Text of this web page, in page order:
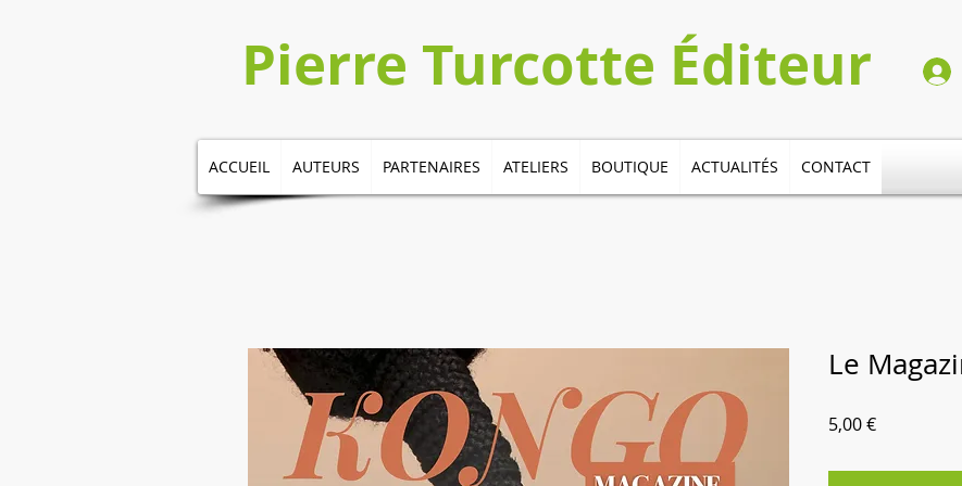
​​​​Pierre Turcotte​​​ Éditeur
Le
5,00 €Prix
ACCUEIL AUTEURS PARTENAIRES ATELIERS BOUTIQUE ACTUALITÉS CONTACT